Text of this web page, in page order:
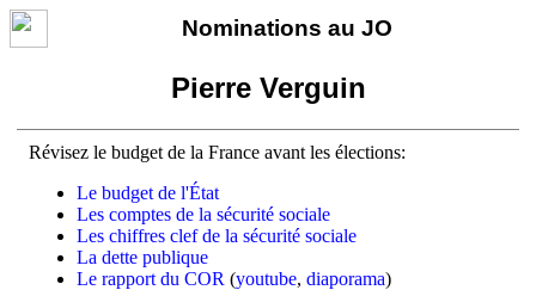
Nominations au JO
Pierre Verguin
Révisez le budget de la France avant les élections:
Le budget de l'État
Les comptes de la sécurité sociale
Les chiffres clef de la sécurité sociale
La dette publique
Le rapport du COR (youtube, diaporama)